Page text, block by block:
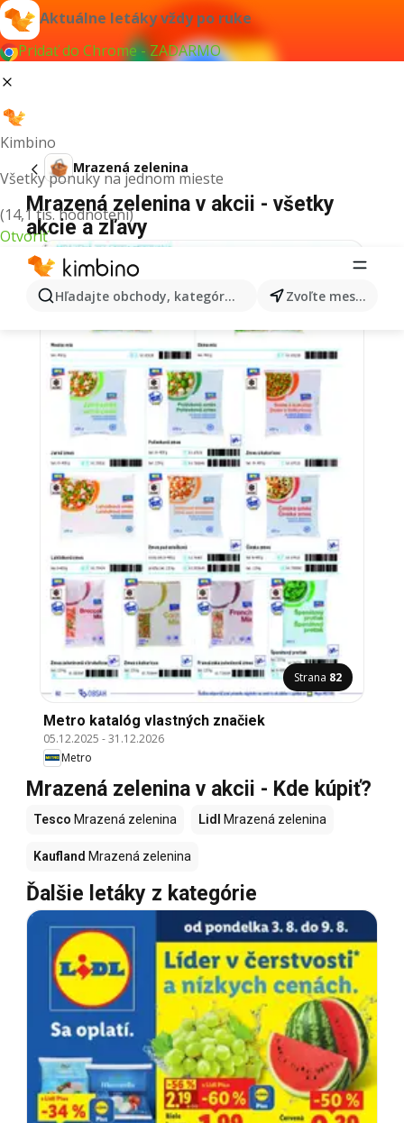
Aktuálne letáky vždy po ruke
Pridať do Chrome - ZADARMO
Kimbino
Všetky ponuky na jednom mieste
(14,1 tis. hodnotení)
Otvoriť
Hľadajte obchody, kategórie, produkty... Zvoľte mesto
Mrazená zelenina
Mrazená zelenina v akcii - všetky
akcie a zľavy
Strana 82
Metro katalóg vlastných značiek
05.12.2025 -31.12.2026
Metro
Mrazená zelenina v akcii - Kde kúpiť?
Tesco Mrazená zelenina Lidl Mrazená zelenina
Kaufland Mrazená zelenina
Ďalšie letáky z kategórie